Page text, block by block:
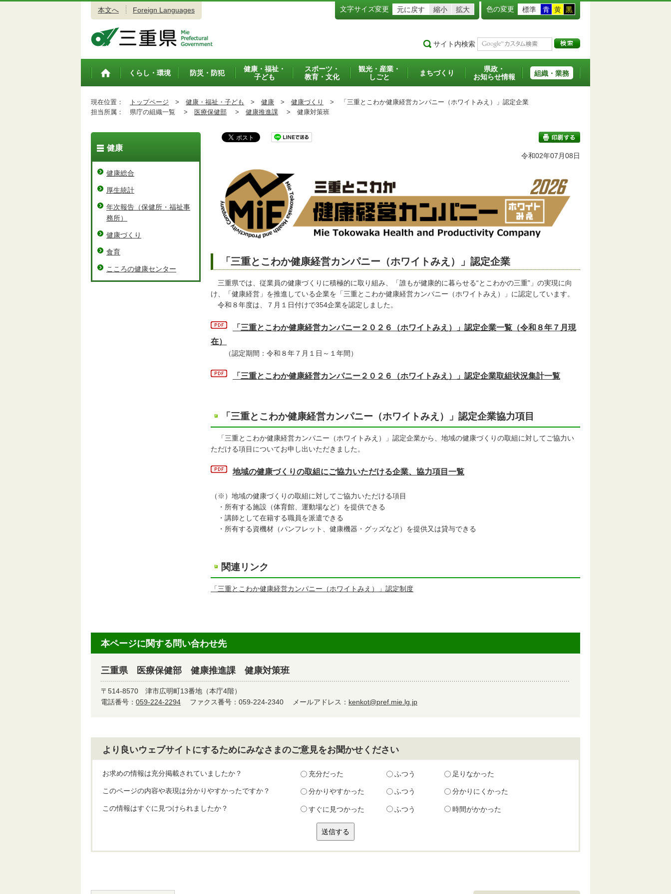
本文へ Foreign Languages 文字サイズ変更 元に戻す 縮小 拡大 色の変更 標準 青 黄 黒
サイト内検索
トップペ
くらし・環境 防災・防犯
健康・福祉・
子ども
スポーツ・
教育・文化
観光・産業・
しごと
まちづくり
県政・
お知らせ情報
組織・業務
現在位置： トップページ > 健康・福祉・子ども > 健康 > 健康づくり > 「三重とこわか健康経営カンパニー（ホワイトみえ）」認定企業
担当所属：
県庁の組織一覧 > 医療保健部 > 健康推進課 > 健康対策班
印刷する
令和02年07月08日
「三重とこわか健康経営カンパニー（ホワイトみえ）」認定企業
三重県では、従業員の健康づくりに積極的に取り組み、「誰もが健康的に暮らせる“とこわかの三重”」の実現に向
け、「健康経営」を推進している企業を「三重とこわか健康経営カンパニー（ホワイトみえ）」に認定しています。
令和８年度は、７月１日付けで354企業を認定しました。
「三重とこわか健康経営カンパニー２０２６（ホワイトみえ）」認定企業一覧（令和８年７月現
在）
（認定期間：令和８年７月１日～１年間）
「三重とこわか健康経営カンパニー２０２６（ホワイトみえ）」認定企業取組状況集計一覧
「三重とこわか健康経営カンパニー（ホワイトみえ）」認定企業協力項目
「三重とこわか健康経営カンパニー（ホワイトみえ）」認定企業から、地域の健康づくりの取組に対してご協力い
ただける項目についてお申し出いただきました。
地域の健康づくりの取組にご協力いただける企業、協力項目一覧
（※）地域の健康づくりの取組に対してご協力いただける項目
・所有する施設（体育館、運動場など）を提供できる
・講師として在籍する職員を派遣できる
・所有する資機材（パンフレット、健康機器・グッズなど）を提供又は貸与できる
関連リンク
「三重とこわか健康経営カンパニー（ホワイトみえ）」認定制度
健康
健康総合
厚生統計
年次報告（保健所・福祉事
務所）
健康づくり
食育
こころの健康センター
本ページに関する問い合わせ先
三重県 医療保健部 健康推進課 健康対策班
〒514-8570 津市広明町13番地（本庁4階）
電話番号： 059-224-2294 ファクス番号：059-224-2340 メールアドレス： kenkot@pref.mie.lg.jp
より良いウェブサイトにするためにみなさまのご意見をお聞かせください
お求めの情報は充分掲載されていましたか？ 充分だった ふつう 足りなかった
このページの内容や表現は分かりやすかったですか？ 分かりやすかった ふつう 分かりにくかった
この情報はすぐに見つけられましたか？ すぐに見つかった ふつう 時間がかかった